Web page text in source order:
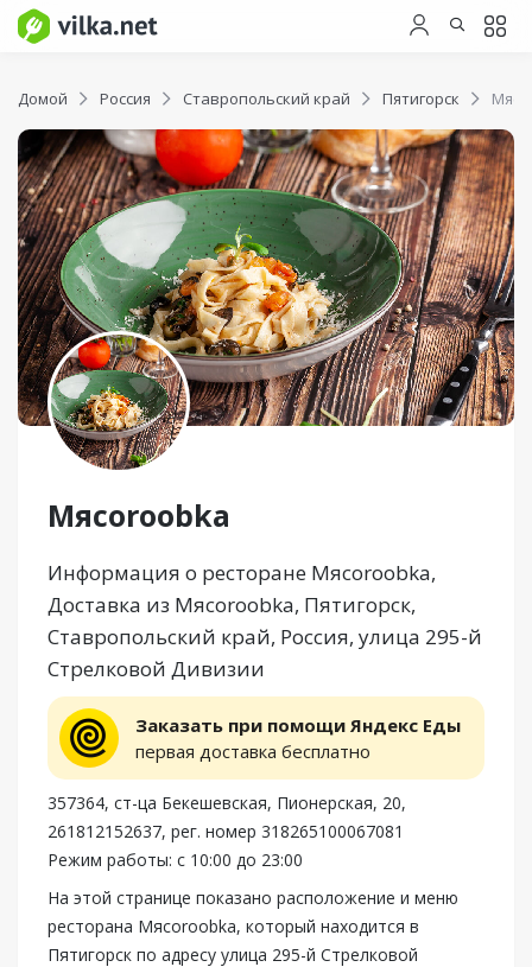
Домой Россия Ставропольский край Пятигорск
Мясоroobka
Информация о ресторане Мясоroobka,
Доставка из Мясоroobka, Пятигорск,
Ставропольский край, Россия, улица 295-й
Стрелковой Дивизии
Заказать при помощи Яндекс Еды
первая доставка бесплатно
357364, ст-ца Бекешевская, Пионерская, 20,
261812152637, рег. номер 318265100067081
Режим работы: с 10:00 до 23:00
На этой странице показано расположение и меню
ресторана Мясоroobka, который находится в
Пятигорск по адресу улица 295-й Стрелковой